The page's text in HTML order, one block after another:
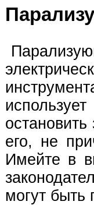
его, не
Имейте в
могут быть